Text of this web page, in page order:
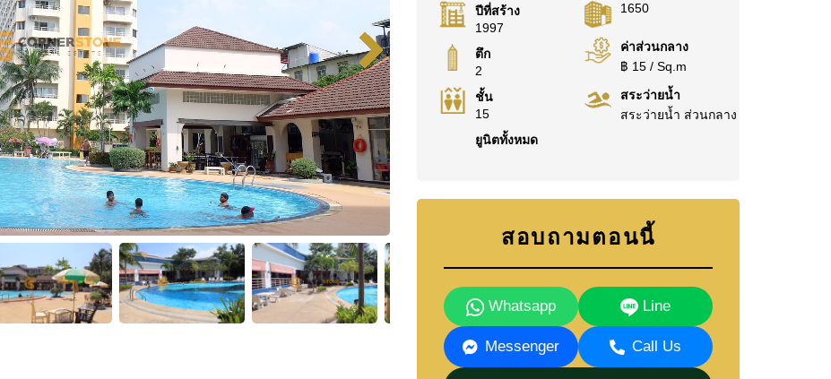
ปีที่สร้าง
1997
ตึก
2
ชั้น
15
ยูนิตทั้งหมด
1650
ค่าส่วนกลาง
฿ 15 / Sq.m
สระว่ายน้ำ
สระว่ายน้ำ ส่วนกลาง
สอบถามตอนนี้
Whatsapp Line
Messenger Call Us